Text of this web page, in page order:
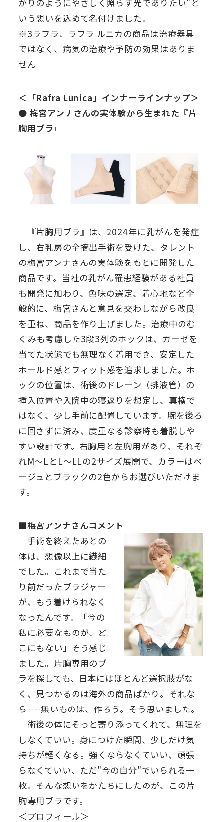
かりのようにやさしく照らす光でありたい"と
いう想いを込めて名付けました。
※3ラフラ、ラフラ ルニカの商品は治療器具
ではなく、病気の治療や予防の効果はありま
せん
＜「Rafra Lunica」インナーラインナップ＞
● 梅宮アンナさんの実体験から生まれた『片
胸用ブラ』
『片胸用ブラ』は、2024年に乳がんを発症
し、右乳房の全摘出手術を受けた、タレント
の梅宮アンナさんの実体験をもとに開発した
商品です。当社の乳がん罹患経験がある社員
も開発に加わり、色味の選定、着心地など全
般的に、梅宮さんと意見を交わしながら改良
を重ね、商品を作り上げました。治療中のむ
くみも考慮した3段3列のホックは、ガーゼを
当てた状態でも無理なく着用でき、安定した
ホールド感とフィット感を追求しました。ホ
ックの位置は、術後のドレーン（排液管）の
挿入位置や入院中の寝返りを想定し、真横で
はなく、少し手前に配置しています。腕を後ろ
に回さずに済み、度重なる診察時も着脱しや
すい設計です。右胸用と左胸用があり、それぞ
れM～LとL～LLの2サイズ展開で、カラーはベ
ージュとブラックの2色からお選びいただけま
す。
■梅宮アンナさんコメント
手術を終えたあとの
体は、想像以上に繊細
でした。これまで当た
り前だったブラジャー
が、もう着けられなく
なったんです。「今の
私に必要なものが、ど
こにもない」そう感じ
ました。片胸専用のブ
ラを探しても、日本にはほとんど選択肢がな
く、見つかるのは海外の商品ばかり。それな
ら----無いものは、作ろう。そう思いました。
術後の体にそっと寄り添ってくれて、無理を
しなくていい。身につけた瞬間、少しだけ気
持ちが軽くなる。強くならなくていい、頑張
らなくていい、ただ"今の自分"でいられる一
枚。そんな想いをかたちにしたのが、この片
胸専用ブラです。
＜プロフィール＞